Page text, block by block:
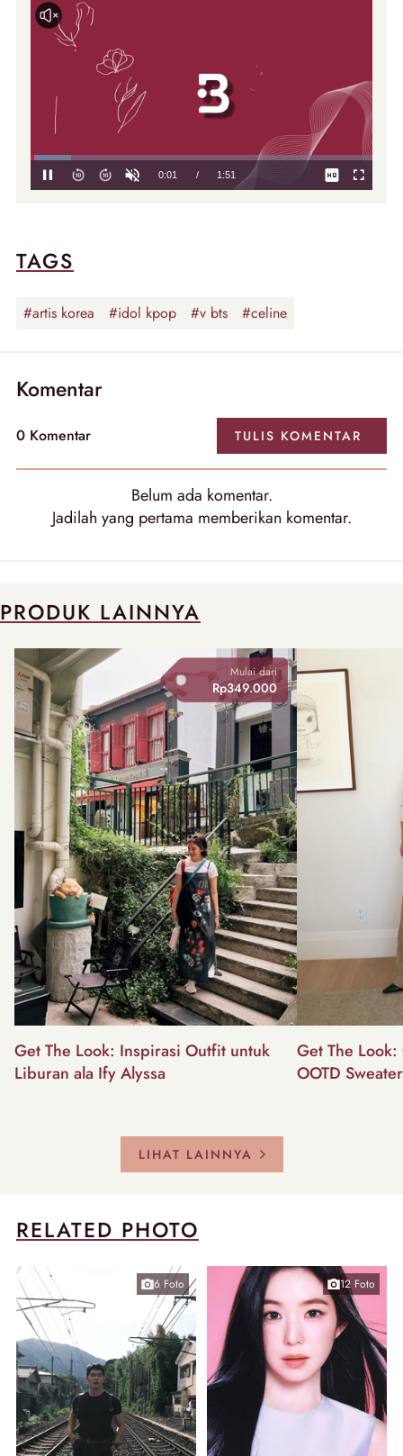
TAGS
#artis korea #idol kpop #v bts #celine
Komentar
0 Komentar TULIS KOMENTAR
Belum ada komentar.
Jadilah yang pertama memberikan komentar.
PRODUK LAINNYA
Mulai dari
Rp349.000
Get The Look: Inspirasi Outfit untuk
Liburan ala Ify Alyssa
Get The
OOTD
LIHAT LAINNYA
RELATED PHOTO
6 Foto 12 Foto